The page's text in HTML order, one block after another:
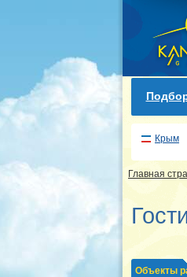
Крым
Главная
Объекты